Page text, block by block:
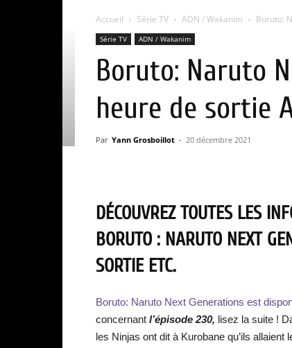
Accueil Série TV ADN / Wakanim Boruto:
Série TV ADN / Wakanim
Boruto: Naruto
heure de sortie
Par Yann Grosboillot - 20 décembre 2021
DÉCOUVREZ TOUTES LES
BORUTO : NARUTO NEXT
SORTIE ETC.
Boruto: Naruto Next Generations est
concernant l’épisode 230, lisez la suite !
les Ninjas ont dit à Kurobane qu’ils allaient